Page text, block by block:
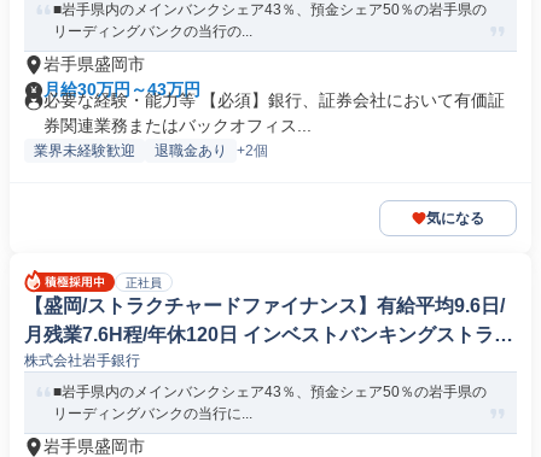
■岩手県内のメインバンクシェア43％、預金シェア50％の岩手県の
リーディングバンクの当行の...
岩手県盛岡市
月給30万円～43万円
必要な経験・能力等 【必須】銀行、証券会社において有価証
券関連業務またはバックオフィス...
業界未経験歓迎 退職金あり +2個
気になる
正社員
【盛岡/ストラクチャードファイナンス】有給平均9.6日/
月残業7.6H程/年休120日 インベストバンキングストラク
チャードファイナンス
株式会社岩手銀行
■岩手県内のメインバンクシェア43％、預金シェア50％の岩手県の
リーディングバンクの当行に...
岩手県盛岡市